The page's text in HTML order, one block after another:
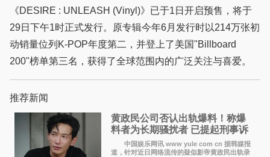
《DESIRE : UNLEASH (Vinyl)》已于1日开启预售，将于
29日下午1时正式发行。原专辑今年6月发行时以214万张初
动销量位列K-POP年度第二，并登上了美国"Billboard
200"榜单第三名，获得了全球范围内的广泛关注与喜爱。
推荐新闻
黄政民公司否认出轨爆料！称爆
料者为长期骚扰者 已提起刑事诉
中国娱乐网讯 www yule com cn 据韩媒报
道，针对近日网络流传的疑似影帝黄政民出轨录